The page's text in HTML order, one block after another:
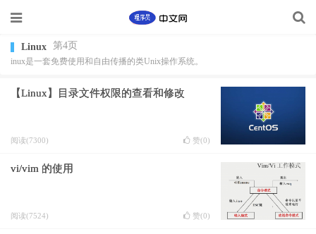
Linux 第4页
inux是一套免费使用和自由传播的类Unix操作系统。
【Linux】目录文件权限的查看和修改
阅读(7300) 赞(0)
vi/vim 的使用
阅读(7524) 赞(0)